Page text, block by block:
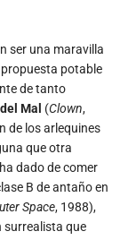
ser una maravilla
potable
de tanto
Mal (Clown,
de los arlequines
que otra
dado de comer
B de antaño en
Space, 1988),
surrealista que